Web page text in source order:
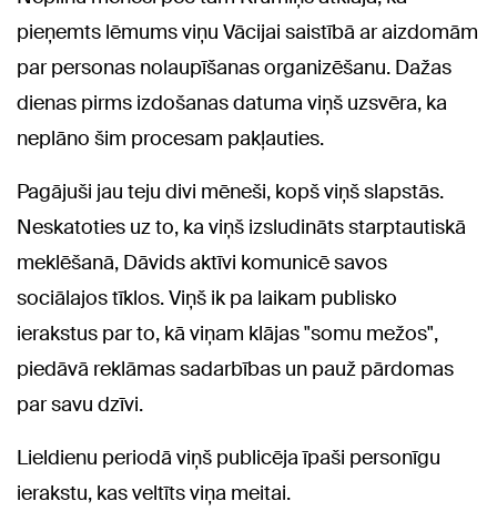
pieņemts lēmums viņu Vācijai saistībā ar aizdomām
par personas nolaupīšanas organizēšanu. Dažas
dienas pirms izdošanas datuma viņš uzsvēra, ka
neplāno šim procesam pakļauties.
Pagājuši jau teju divi mēneši, kopš viņš slapstās.
Neskatoties uz to, ka viņš izsludināts starptautiskā
meklēšanā, Dāvids aktīvi komunicē savos
sociālajos tīklos. Viņš ik pa laikam publisko
ierakstus par to, kā viņam klājas "somu mežos",
piedāvā reklāmas sadarbības un pauž pārdomas
par savu dzīvi.
Lieldienu periodā viņš publicēja īpaši personīgu
ierakstu, kas veltīts viņa meitai.